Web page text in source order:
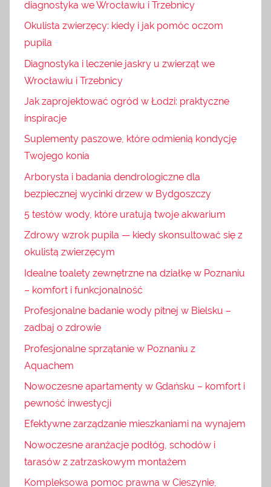
diagnostyka we Wrocławiu i Trzebnicy
Okulista zwierzęcy: kiedy i jak pomóc oczom
pupila
Diagnostyka i leczenie jaskry u zwierząt we
Wrocławiu i Trzebnicy
Jak zaprojektować ogród w Łodzi: praktyczne
inspiracje
Suplementy paszowe, które odmienią kondycję
Twojego konia
Arborysta i badania dendrologiczne dla
bezpiecznej wycinki drzew w Bydgoszczy
5 testów wody, które uratują twoje akwarium
Zdrowy wzrok pupila — kiedy skonsultować się z
okulistą zwierzęcym
Idealne toalety zewnętrzne na działkę w Poznaniu
– komfort i funkcjonalność
Profesjonalne badanie wody pitnej w Bielsku –
zadbaj o zdrowie
Profesjonalne sprzątanie w Poznaniu z
Aquachem
Nowoczesne apartamenty w Gdańsku – komfort i
pewność inwestycji
Efektywne zarządzanie mieszkaniami na wynajem
Nowoczesne aranżacje podłóg, schodów i
tarasów z zatrzaskowym montażem
Kompleksowa pomoc prawna w Cieszynie,